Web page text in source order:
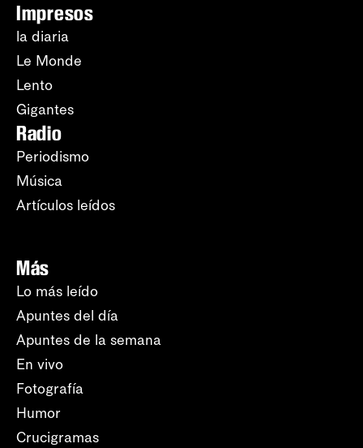
Impresos
la diaria
Le Monde
Lento
Gigantes
Radio
Periodismo
Música
Artículos leídos
Más
Lo más leído
Apuntes del día
Apuntes de la semana
En vivo
Fotografía
Humor
Crucigramas